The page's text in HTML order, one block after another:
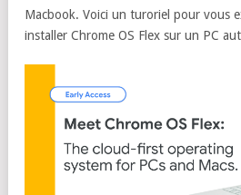
Macbook. Voici un turoriel pour vous
installer Chrome OS Flex sur un PC